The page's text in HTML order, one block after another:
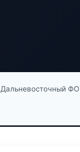
Дальневосточный ФО